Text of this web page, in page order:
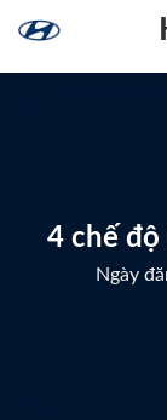
content
4 chế độ
Ngày